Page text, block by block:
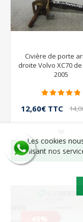
Civière de porte
droite Volvo XC70 de
2005
12,60€ TTC
VEUX
Les cookies
utilisant nos